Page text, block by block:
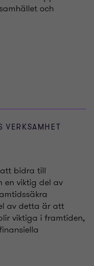
och
VERKSAMHET
bidra till
en viktig del av
av detta är att
viktiga i framtiden,